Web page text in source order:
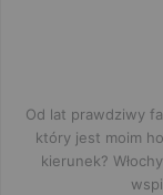
Od lat prawdziwy
który jest moim
kierunek?